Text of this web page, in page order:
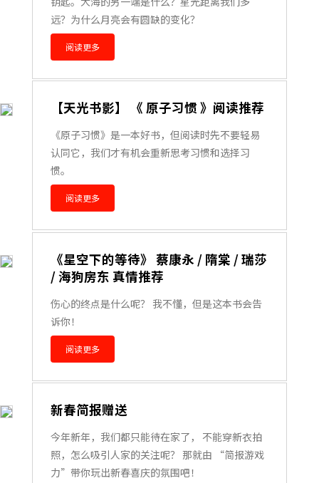
远？为什么月亮会有圆缺的变化？
阅读更多
【天光书影】 《 原子习惯 》阅读推荐
《原子习惯》是一本好书，但阅读时先不要轻易
认同它，我们才有机会重新思考习惯和选择习
惯。
阅读更多
《星空下的等待》 蔡康永 / 隋棠 / 瑞莎
/ 海狗房东 真情推荐
伤心的终点是什么呢？ 我不懂，但是这本书会告
诉你！
阅读更多
新春简报赠送
今年新年，我们都只能待在家了， 不能穿新衣拍
照，怎么吸引人家的关注呢？ 那就由 “简报游戏
力”带你玩出新春喜庆的氛围吧！